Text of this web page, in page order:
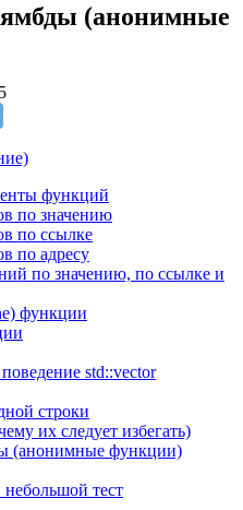
(анонимные
функций
по значению
по ссылке
по адресу
по значению, по ссылке и
функции
std::vector
строки
их следует избегать)
(анонимные функции)
небольшой тест